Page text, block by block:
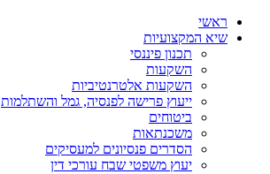
ראשי
שיא המקצועיות
תכנון פיננסי
השקעות
השקעות אלטרנטיביות
ייעוץ פרישה לפנסיה, גמל והשתלמות
ביטוחים
משכנתאות
הסדרים פנסיונים למעסיקים
יעוץ משפטי שבח עורכי דין